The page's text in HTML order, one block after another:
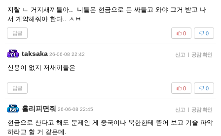
지랄 ㄴ 거지새끼들아.. 니들은 현금으로 돈 싸들고 와야 그거 받고 나
서 계약해줘야 한다.. ㅅㅂ
답글 0
0
taksaka 26-06-08 22:42 신고 | 공감 확인
신용이 없지 저새끼들은
답글 0
0
홀리피면줘 26-06-08 22:45 신고 | 공감 확인
현금으로 산다고 해도 문제인 게 중국이나 북한한테 뜯어 보고 기술 파악
하라고 할 거 같은데.